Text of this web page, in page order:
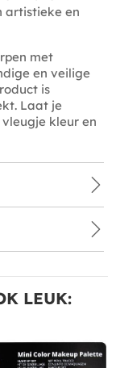
artistieke en
met
en veilige
is
Laat je
kleur en
LEUK: